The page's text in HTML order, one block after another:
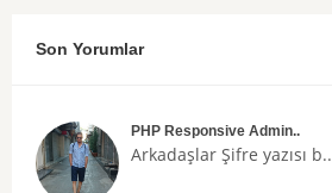
Son Yorumlar
PHP Responsive Admin..
Arkadaşlar Şifre yazısı b..